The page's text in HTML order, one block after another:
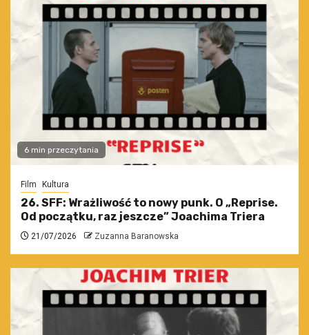
6 min przeczytania
Film Kultura
26. SFF: Wrażliwość to nowy punk. O „Reprise.
Od początku, raz jeszcze” Joachima Triera
21/07/2026 Zuzanna Baranowska